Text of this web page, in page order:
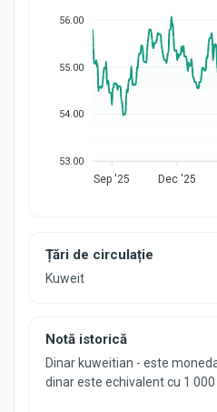
56.00
55.00
54.00
53.00
Sep '25 Dec '25
Țări de circulație
Kuweit
Notă istorică
Dinar kuweitian - este
dinar este echivalent cu 1 000